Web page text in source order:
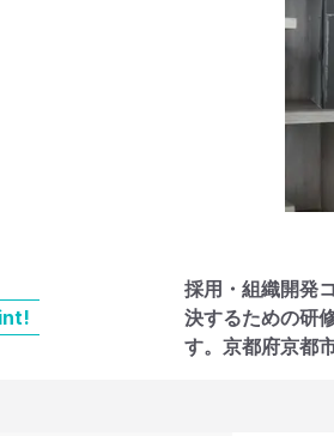
採用・組織開発
決するための研
す。京都府京都